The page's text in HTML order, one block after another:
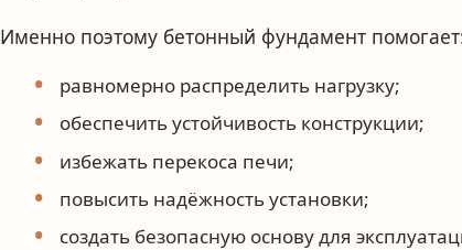
Именно поэтому бетонный фундамент
равномерно распределить нагрузку;
обеспечить устойчивость конструкции;
избежать перекоса печи;
повысить надёжность установки;
создать безопасную основу для